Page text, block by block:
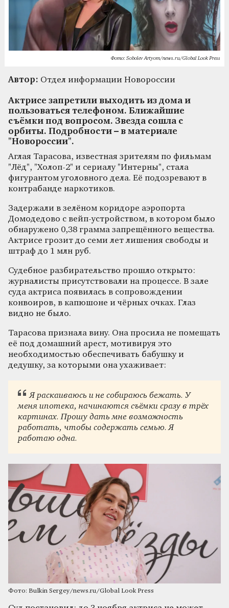
Фото: Sobolev Artyom/news.ru/Global Look Press
Автор: Отдел информации Новороссии
Актрисе запретили выходить из дома и
пользоваться телефоном. Ближайшие
съёмки под вопросом. Звезда сошла с
орбиты. Подробности – в материале
"Новороссии".
Аглая Тарасова, известная зрителям по фильмам
"Лёд", "Холоп-2" и сериалу "Интерны", стала
фигурантом уголовного дела. Её подозревают в
контрабанде наркотиков.
Задержали в зелёном коридоре аэропорта
Домодедово с вейп-устройством, в котором было
обнаружено 0,38 грамма запрещённого вещества.
Актрисе грозит до семи лет лишения свободы и
штраф до 1 млн руб.
Судебное разбирательство прошло открыто:
журналисты присутствовали на процессе. В зале
суда актриса появилась в сопровождении
конвоиров, в капюшоне и чёрных очках. Глаз
видно не было.
Тарасова признала вину. Она просила не помещать
её под домашний арест, мотивируя это
необходимостью обеспечивать бабушку и
дедушку, за которыми она ухаживает:
Я раскаиваюсь и не собираюсь бежать. У
меня ипотека, начинаются съёмки сразу в трёх
картинах. Прошу дать мне возможность
работать, чтобы содержать семью. Я
работаю одна.
Фото: Bulkin Sergey/news.ru/Global Look Press